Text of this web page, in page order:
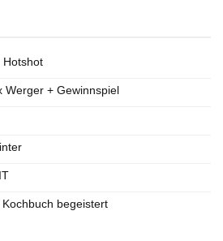
Hotshot
Werger + Gewinnspiel
begeistert